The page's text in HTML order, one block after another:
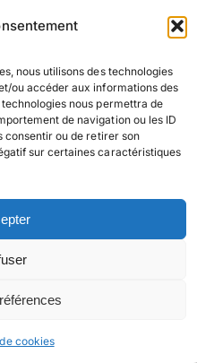
nous utilisons des technologies
ou accéder aux informations des
nous permettra de
de navigation ou les ID
consentir ou de retirer son
sur certaines caractéristiques
cookies
Mentions légales